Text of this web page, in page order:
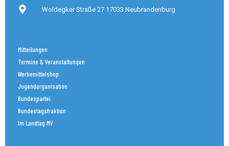
Woldegker Straße 27 17033 Neubrandenburg
Mitteilungen
Termine & Veranstaltungen
Werbemittelshop
Jugendorganisation
Bundespartei
Bundestagsfraktion
Im Landtag MV